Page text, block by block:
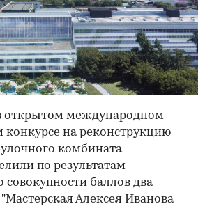
открытом международном
конкурсе на реконструкцию
комбината
по результатам
совокупности баллов два
Алексея Иванова